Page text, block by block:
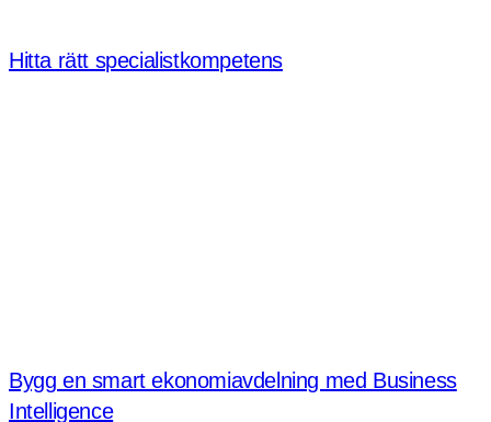
Hitta rätt specialistkompetens
Bygg en smart ekonomiavdelning med Business
Intelligence